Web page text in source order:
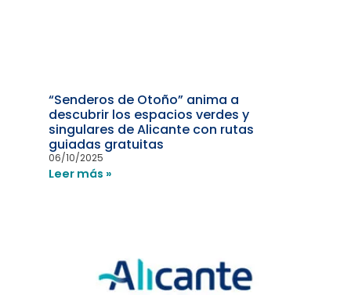
“Senderos de Otoño” anima a
descubrir los espacios verdes y
singulares de Alicante con rutas
guiadas gratuitas
06/10/2025
Leer más »